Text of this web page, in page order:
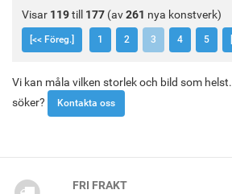
Visar 119till 177 (av261 nya konstverk)
[<< Föreg.] 1 2 3 4 5
Vi kan måla vilken storlek och bild som
söker?
Kontakta oss
FRI FRAKT